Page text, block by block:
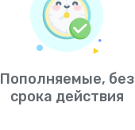
Пополняемые, без
срока действия